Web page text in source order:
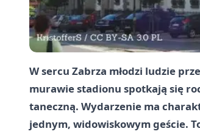
W sercu Zabrza młodzi ludzie
murawie stadionu spotkają się
taneczną. Wydarzenie ma
jednym, widowiskowym geście.